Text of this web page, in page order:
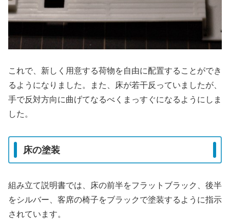
これで、新しく用意する荷物を自由に配置することができ
るようになりました。また、床が若干反っていましたが、
手で反対方向に曲げてなるべくまっすぐになるようにしま
した。
床の塗装
組み立て説明書では、床の前半をフラットブラック、後半
をシルバー、客席の椅子をブラックで塗装するように指示
されています。